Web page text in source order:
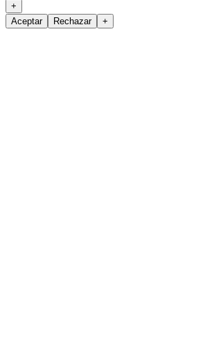
+
Aceptar
Rechazar +